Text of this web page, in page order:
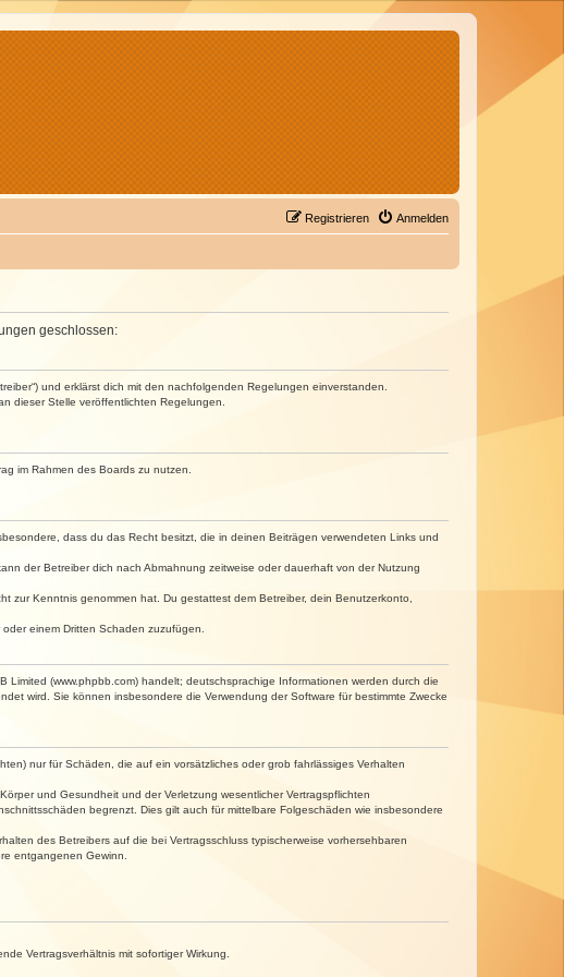
Anmelden
Registrieren
geschlossen:
und erklärst dich mit den nachfolgenden Regelungen einverstanden.
dieser Stelle veröffentlichten Regelungen.
im Rahmen des Boards zu nutzen.
dass du das Recht besitzt, die in deinen Beiträgen verwendeten Links und
der Betreiber dich nach Abmahnung zeitweise oder dauerhaft von der Nutzung
zur Kenntnis genommen hat. Du gestattest dem Betreiber, dein Benutzerkonto,
einem Dritten Schaden zuzufügen.
Limited (www.phpbb.com) handelt; deutschsprachige Informationen werden durch die
wird. Sie können insbesondere die Verwendung der Software für bestimmte Zwecke
nur für Schäden, die auf ein vorsätzliches oder grob fahrlässiges Verhalten
und Gesundheit und der Verletzung wesentlicher Vertragspflichten
begrenzt. Dies gilt auch für mittelbare Folgeschäden wie insbesondere
des Betreibers auf die bei Vertragsschluss typischerweise vorhersehbaren
entgangenen Gewinn.
Vertragsverhältnis mit sofortiger Wirkung.